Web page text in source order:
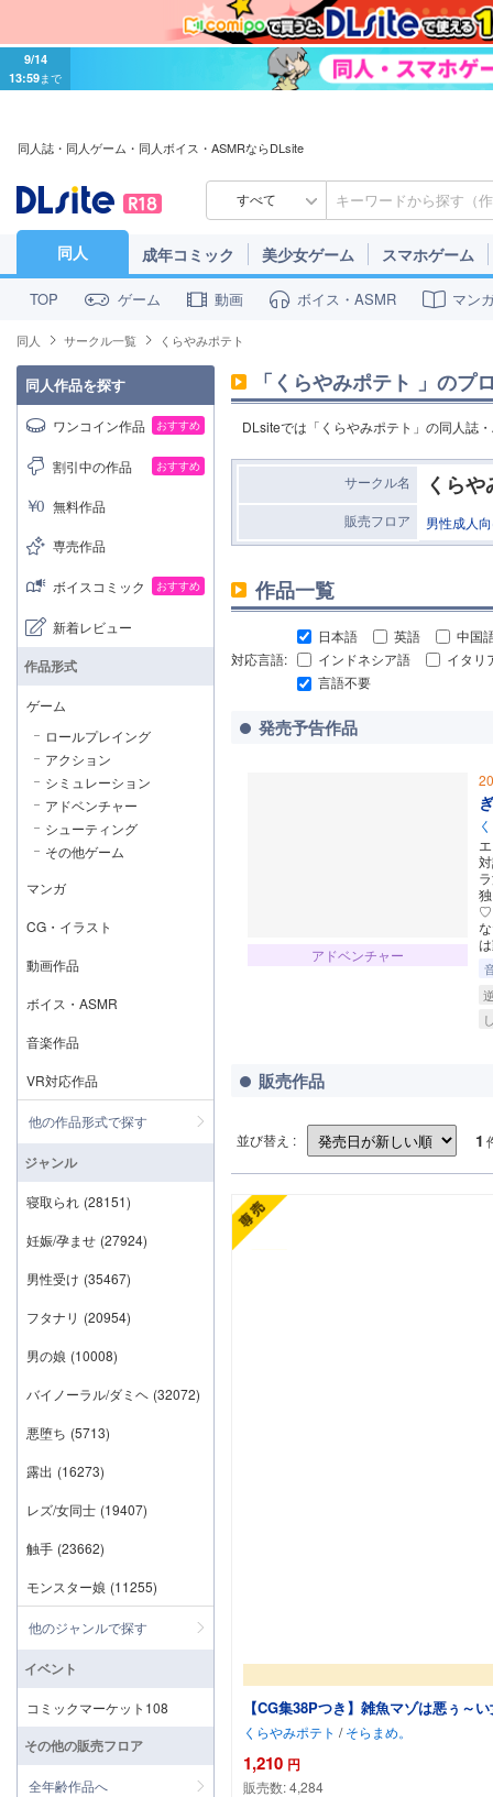
9/14
13:59まで
同人誌・同人ゲーム・同人ボイス・ASMRならDLsite
すべて
同人 成年コミック 美少女ゲーム スマホゲーム
TOP ゲーム 動画 ボイス・ASMR マン
同人 サークル一覧 くらやみポテト
「くらやみポテト 」のプ
DLsiteでは「くらやみポテト」の同人誌
サークル名 くら
販売フロア 男性成人
作品一覧
対応言語:
日本語 英語
中国
インドネシア語
イタリ
言語不要
発売予告作品
アドベンチャー
♡
販売作品
並び替え : 1
【CG集38Pつき】雑魚マゾは悪ぅ～
くらやみポテト / そらまめ。
1,210 円
販売数:4,284
同人作品を探す
ワンコイン作品 おすすめ
割引中の作品 おすすめ
無料作品
専売作品
ボイスコミック おすすめ
新着レビュー
作品形式
ゲーム
ロールプレイング
アクション
シミュレーション
アドベンチャー
シューティング
その他ゲーム
マンガ
CG・イラスト
動画作品
ボイス・ASMR
音楽作品
VR対応作品
他の作品形式で探す
ジャンル
寝取られ (28151)
妊娠/孕ませ (27924)
男性受け (35467)
フタナリ (20954)
男の娘 (10008)
バイノーラル/ダミヘ (32072)
悪堕ち (5713)
露出 (16273)
レズ/女同士 (19407)
触手 (23662)
モンスター娘 (11255)
他のジャンルで探す
イベント
コミックマーケット108
その他の販売フロア
全年齢作品へ